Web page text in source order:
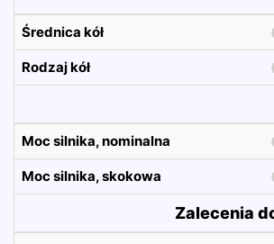
Średnica kół
Rodzaj kół
Moc silnika, nominalna
Moc silnika, skokowa
Zalecenia